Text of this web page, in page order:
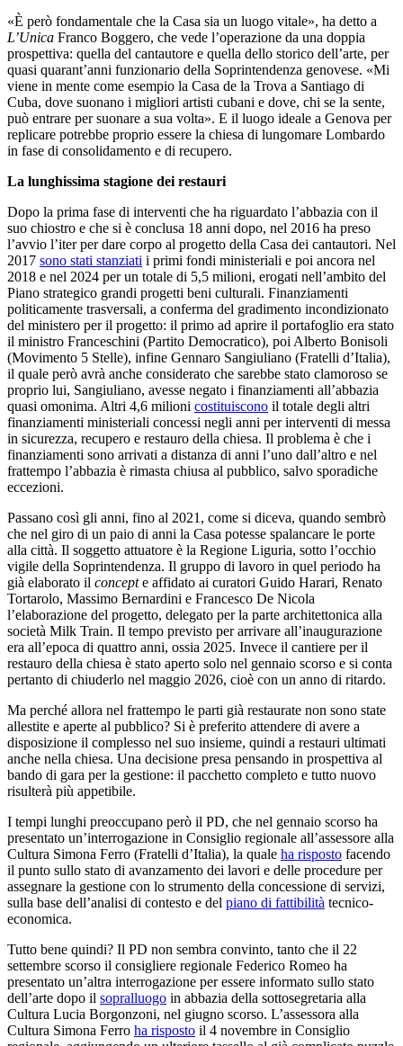
«È però fondamentale che la Casa sia un luogo vitale», ha detto a
L’Unica Franco Boggero, che vede l’operazione da una doppia
prospettiva: quella del cantautore e quella dello storico dell’arte, per
quasi quarant’anni funzionario della Soprintendenza genovese. «Mi
viene in mente come esempio la Casa de la Trova a Santiago di
Cuba, dove suonano i migliori artisti cubani e dove, chi se la sente,
può entrare per suonare a sua volta». E il luogo ideale a Genova per
replicare potrebbe proprio essere la chiesa di lungomare Lombardo
in fase di consolidamento e di recupero.
La lunghissima stagione dei restauri
Dopo la prima fase di interventi che ha riguardato l’abbazia con il
suo chiostro e che si è conclusa 18 anni dopo, nel 2016 ha preso
l’avvio l’iter per dare corpo al progetto della Casa dei cantautori. Nel
2017 sono stati stanziati i primi fondi ministeriali e poi ancora nel
2018 e nel 2024 per un totale di 5,5 milioni, erogati nell’ambito del
Piano strategico grandi progetti beni culturali. Finanziamenti
politicamente trasversali, a conferma del gradimento incondizionato
del ministero per il progetto: il primo ad aprire il portafoglio era stato
il ministro Franceschini (Partito Democratico), poi Alberto Bonisoli
(Movimento 5 Stelle), infine Gennaro Sangiuliano (Fratelli d’Italia),
il quale però avrà anche considerato che sarebbe stato clamoroso se
proprio lui, Sangiuliano, avesse negato i finanziamenti all’abbazia
quasi omonima. Altri 4,6 milioni costituiscono il totale degli altri
finanziamenti ministeriali concessi negli anni per interventi di messa
in sicurezza, recupero e restauro della chiesa. Il problema è che i
finanziamenti sono arrivati a distanza di anni l’uno dall’altro e nel
frattempo l’abbazia è rimasta chiusa al pubblico, salvo sporadiche
eccezioni.
Passano così gli anni, fino al 2021, come si diceva, quando sembrò
che nel giro di un paio di anni la Casa potesse spalancare le porte
alla città. Il soggetto attuatore è la Regione Liguria, sotto l’occhio
vigile della Soprintendenza. Il gruppo di lavoro in quel periodo ha
già elaborato il concepte affidato ai curatori Guido Harari, Renato
Tortarolo, Massimo Bernardini e Francesco De Nicola
l’elaborazione del progetto, delegato per la parte architettonica alla
società Milk Train. Il tempo previsto per arrivare all’inaugurazione
era all’epoca di quattro anni, ossia 2025. Invece il cantiere per il
restauro della chiesa è stato aperto solo nel gennaio scorso e si conta
pertanto di chiuderlo nel maggio 2026, cioè con un anno di ritardo.
Ma perché allora nel frattempo le parti già restaurate non sono state
allestite e aperte al pubblico? Si è preferito attendere di avere a
disposizione il complesso nel suo insieme, quindi a restauri ultimati
anche nella chiesa. Una decisione presa pensando in prospettiva al
bando di gara per la gestione: il pacchetto completo e tutto nuovo
risulterà più appetibile.
I tempi lunghi preoccupano però il PD, che nel gennaio scorso ha
presentato un’interrogazione in Consiglio regionale all’assessore alla
Cultura Simona Ferro (Fratelli d’Italia), la quale ha risposto facendo
il punto sullo stato di avanzamento dei lavori e delle procedure per
assegnare la gestione con lo strumento della concessione di servizi,
sulla base dell’analisi di contesto e del piano di fattibilità tecnico-
economica.
Tutto bene quindi? Il PD non sembra convinto, tanto che il 22
settembre scorso il consigliere regionale Federico Romeo ha
presentato un’altra interrogazione per essere informato sullo stato
dell’arte dopo il sopralluogo in abbazia della sottosegretaria alla
Cultura Lucia Borgonzoni, nel giugno scorso. L’assessora alla
Cultura Simona Ferro ha risposto il 4 novembre in Consiglio